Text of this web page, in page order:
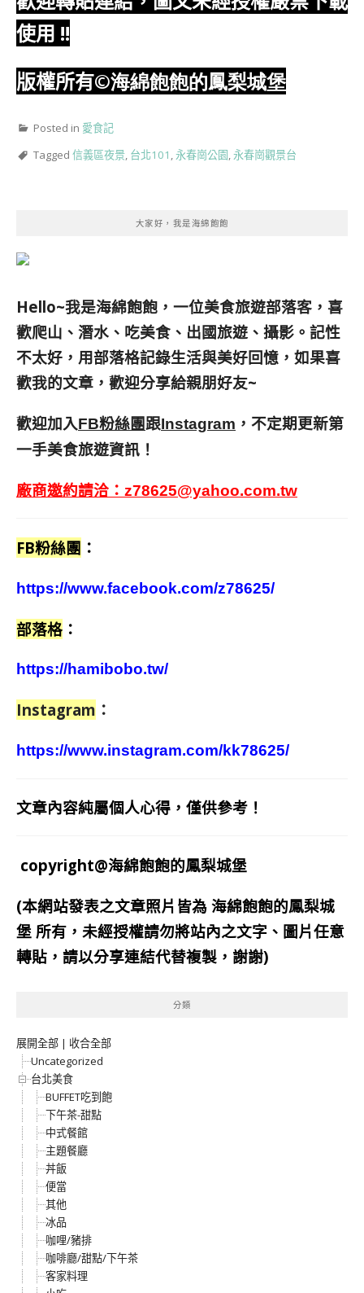
使用 !!
版權所有©海綿飽飽的鳳梨城堡
Posted in 愛食記
Tagged 信義區夜景, 台北101 ,永春崗公園,永春崗觀景台
大家好，我是海綿飽飽
Hello~我是海綿飽飽，一位美食旅遊部落客， 喜
歡爬山、潛水、吃美食、出國旅遊、攝影。 記性
不太好，用部落格記錄生活與美好回憶， 如果喜
歡我的文章，歡迎分享給親朋好友~
歡迎加入FB粉絲團跟Instagram ，不定期更新第
一手美食旅遊資訊！
廠商邀約請洽： z78625@yahoo.com.tw
FB粉絲團 ：
https://www.facebook.com/z78625/
部落格 ：
https://hamibobo.tw/
Instagram ：
https://www.instagram.com/kk78625/
文章內容純屬個人心得，僅供參考！
copyright@海綿飽飽的鳳梨城堡
(本網站發表之文章照片皆為 海綿飽飽的鳳梨城
堡 所有，未經授權請勿將站內之文字、圖片任意
轉貼，請以分享連結代替複製，謝謝)
分類
展開全部 | 收合全部
Uncategorized
台北美食
BUFFET吃到飽
下午茶-甜點
中式餐館
主題餐廳
丼飯
便當
其他
冰品
咖哩/豬排
咖啡廳/甜點/下午茶
客家料理